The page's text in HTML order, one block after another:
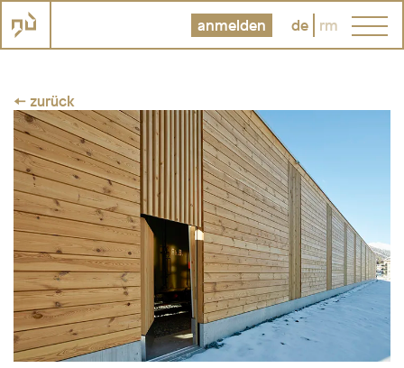
anmelden de rm
← zurück